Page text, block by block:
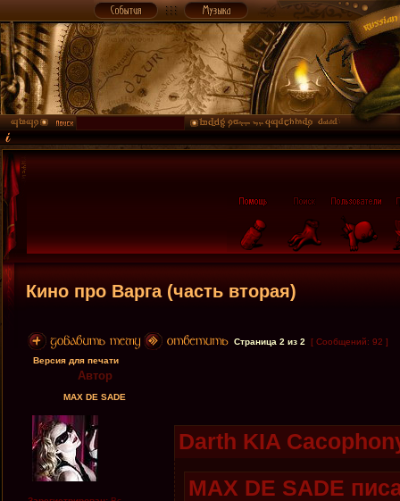
Кино про Вaргa (часть вторая)
Страница 2 из 2
[ Сообщений: 92 ]
Версия для печати
Автор
MAX DE SADE
Darth KIA
MAX DE SADE